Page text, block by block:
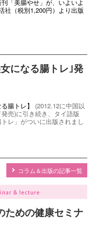
「美腸やせ」が、いよいよ
社（税別1,200円）より出版
になる腸トレ｣発
腸トレ】
(2012.12に中国以
売)に引き続き、タイ語版
レ」がついに出版されまし
コラム＆出版の記事一覧
ための健康セミナ